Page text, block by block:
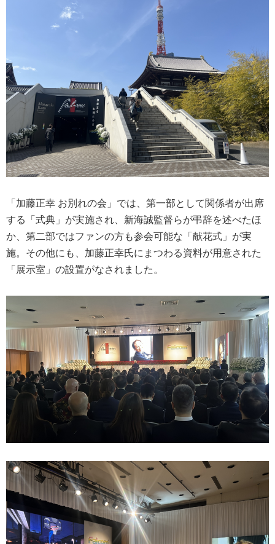
「加藤正幸 お別れの会」では、第一部として関係者が出席
する「式典」が実施され、新海誠監督らが弔辞を述べたほ
か、第二部ではファンの方も参会可能な「献花式」が実
施。その他にも、加藤正幸氏にまつわる資料が用意された
「展示室」の設置がなされました。